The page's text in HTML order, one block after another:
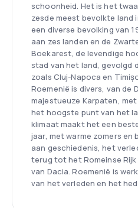
schoonheid. Het is het
zesde meest bevolkte land
een diverse bevolking van
aan zes landen en de
Boekarest, de levendige
stad van het land, gevolgd
zoals Cluj-Napoca en
Roemenië is divers, van de
majestueuze Karpaten,
het hoogste punt van het
klimaat maakt het een
jaar, met warme zomers en
aan geschiedenis, het
terug tot het Romeinse
van Dacia. Roemenië is
van het verleden en het